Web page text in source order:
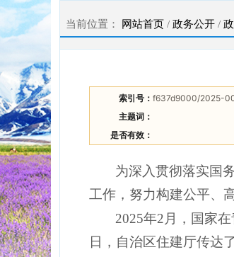
当前位置： 网站首页 / 政务公开 /
索引号： f637d9000/2025-
主题词：
是否有效：
为深入贯彻落实国
工作，努力构建公平、
2025年2月，国家
日，自治区住建厅传达了